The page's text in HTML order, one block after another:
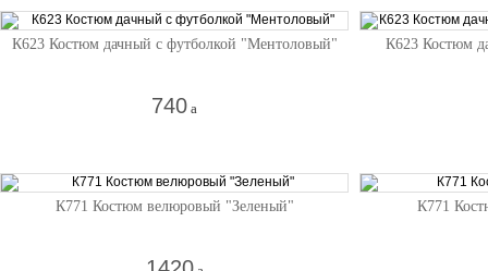
К623 Костюм дачный с футболкой "Ментоловый"
740 a
К623 Костюм
К771 Костюм велюровый "Зеленый" К771